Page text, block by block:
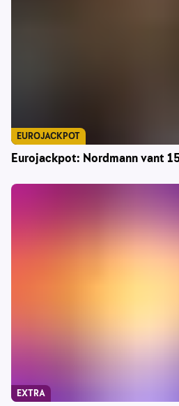
Eurojackpot: Nordmann vant
EUROJACKPOT
EXTRA